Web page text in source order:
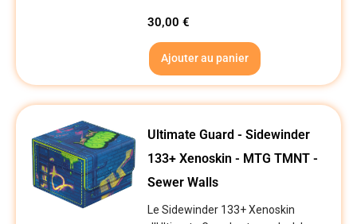
30,00€
Ajouter au panier
Ultimate Guard - Sidewinder
133+ Xenoskin - MTG TMNT -
Sewer Walls
Le Sidewinder 133+ Xenoskin